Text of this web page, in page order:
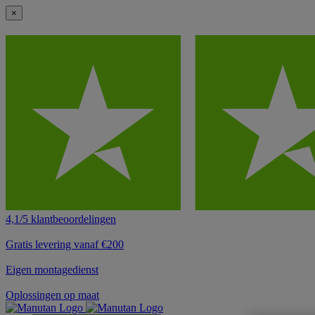
×
4,1/5 klantbeoordelingen
Gratis levering vanaf €200
Eigen montagedienst
Oplossingen op maat